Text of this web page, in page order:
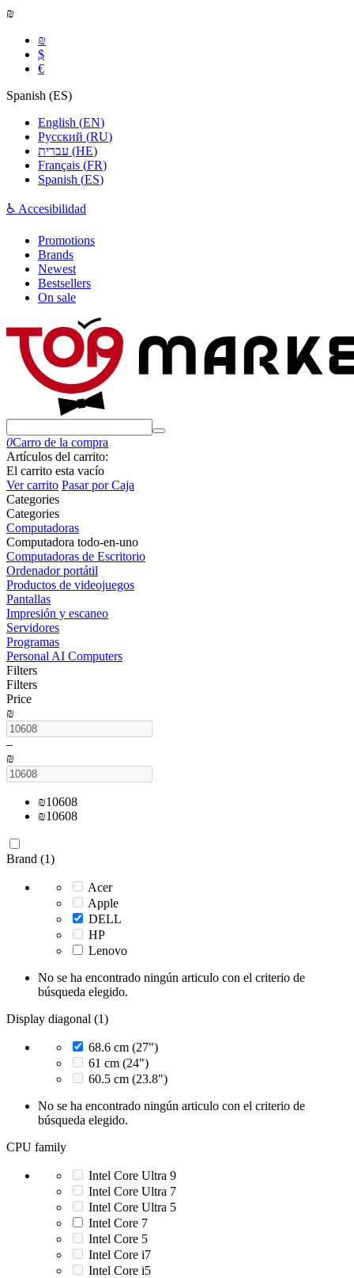
₪
₪
$
€
Spanish (ES)
English (EN)
Русский (RU)
(HE)
Français (FR)
Spanish (ES)
♿ Accesibilidad
Promotions
Brands
Newest
Bestsellers
On sale
0Carro de la compra
Artículos del carrito:
El carrito esta vacío
Ver carrito Pasar por Caja
Сategories
Сategories
Computadoras
Computadora todo-en-uno
Computadoras de Escritorio
Ordenador portátil
Productos de videojuegos
Pantallas
Impresión y escaneo
Servidores
Programas
Personal AI Computers
Filters
Filters
Price
₪
–
₪
₪10608
₪10608
Brand (1)
Acer
Apple
DELL
HP
Lenovo
No se ha encontrado ningún articulo con el criterio de
búsqueda elegido.
Display diagonal (1)
68.6 cm (27")
61 cm (24")
60.5 cm (23.8")
No se ha encontrado ningún articulo con el criterio de
búsqueda elegido.
CPU family
Intel Core Ultra 9
Intel Core Ultra 7
Intel Core Ultra 5
Intel Core 7
Intel Core 5
Intel Core i7
Intel Core i5